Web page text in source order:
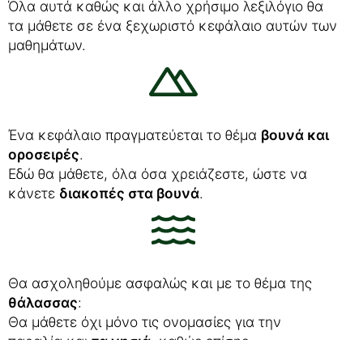
Όλα αυτά καθώς και άλλο χρήσιμο λεξιλόγιο θα
τα μάθετε σε ένα ξεχωριστό κεφάλαιο αυτών των
μαθημάτων.
Ένα κεφάλαιο πραγματεύεται το θέμα βουνά και
οροσειρές.
Εδώ θα μάθετε, όλα όσα χρειάζεστε, ώστε να
κάνετε διακοπές στα βουνά.
Θα ασχοληθούμε ασφαλώς και με το θέμα της
θάλασσας:
Θα μάθετε όχι μόνο τις ονομασίες για την